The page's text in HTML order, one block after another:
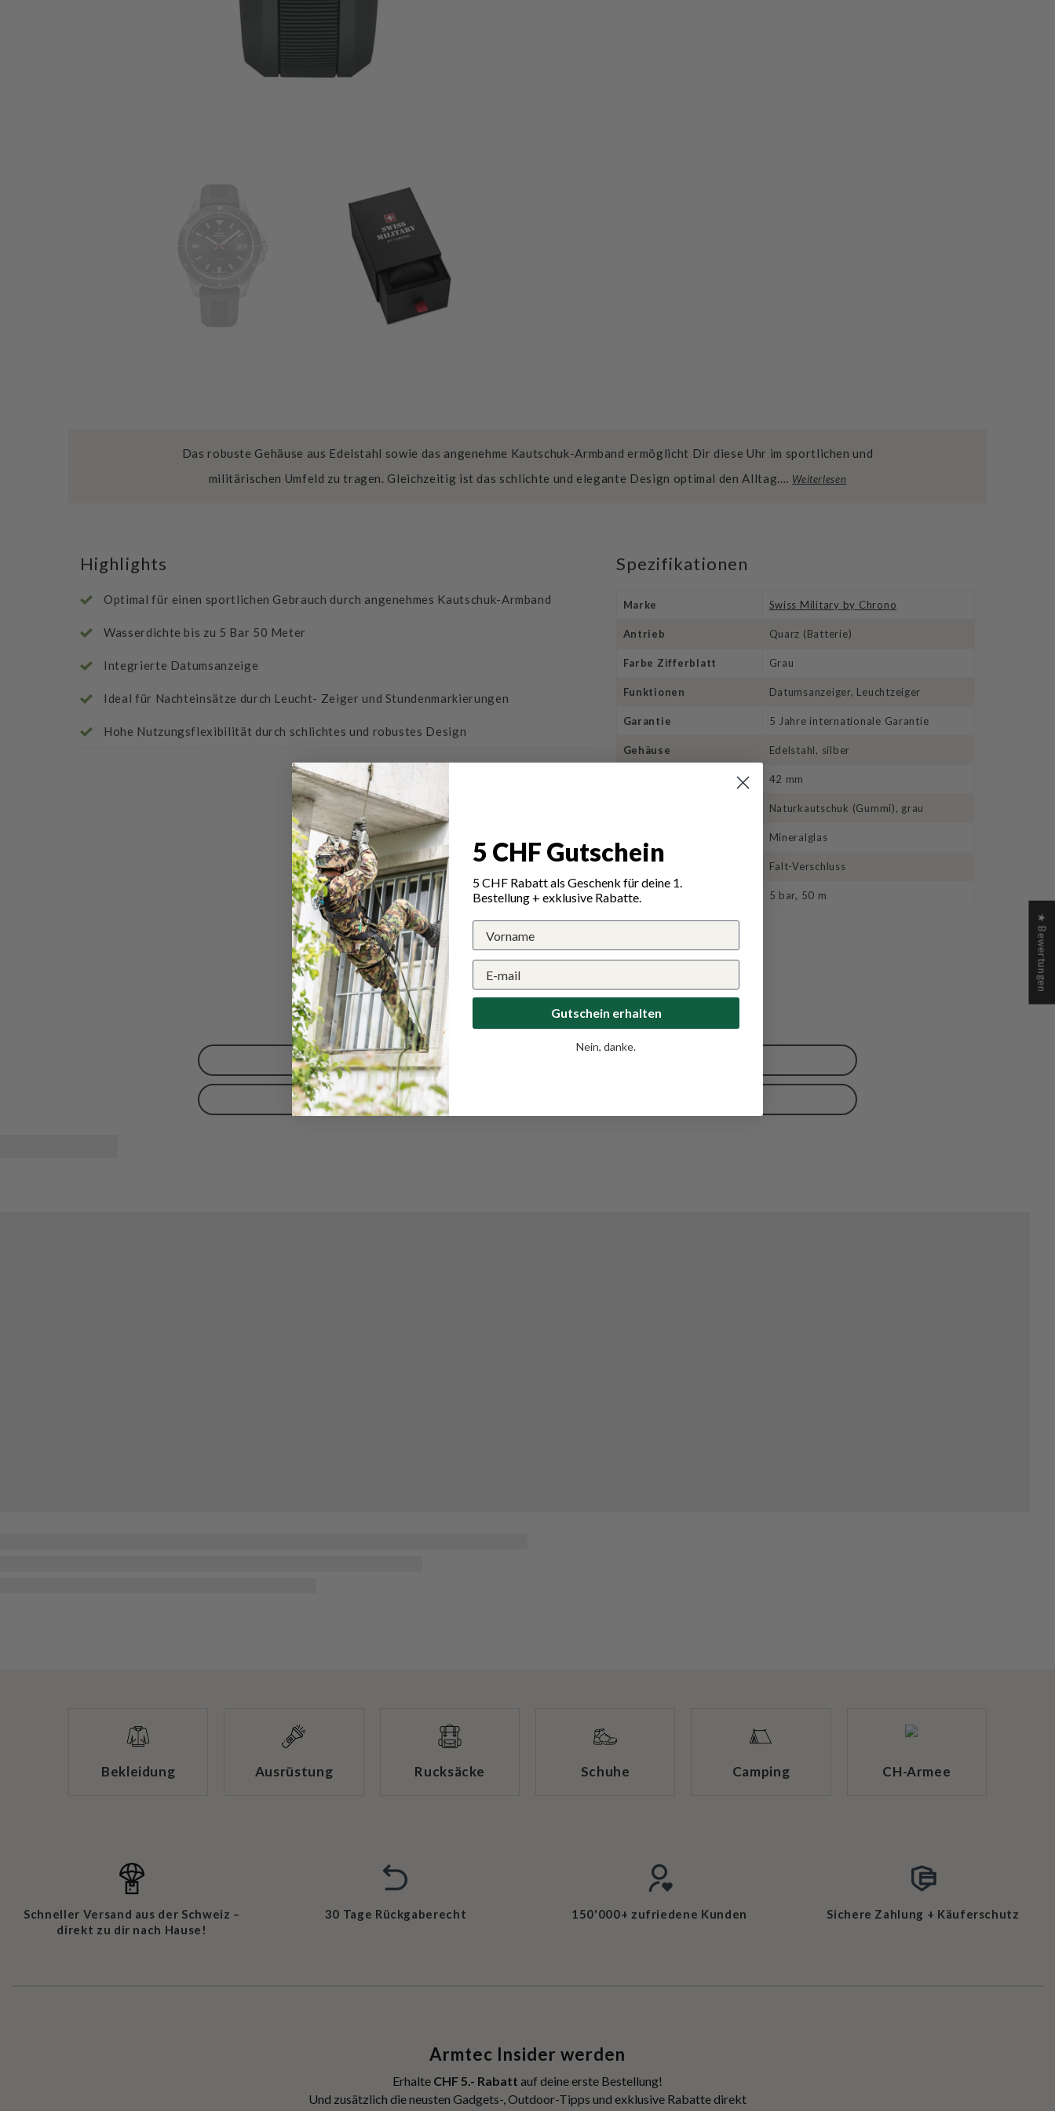
Das robuste Gehäuse aus Edelstahl sowie das angenehme Kautschuk-Armband ermöglicht Dir diese Uhr im sportlichen und
militärischen Umfeld zu tragen. Gleichzeitig ist das schlichte und elegante Design optimal den Alltag.… Weiterlesen
Highlights
Optimal für einen sportlichen Gebrauch durch angenehmes Kautschuk-Armband
Wasserdichte bis zu 5 Bar 50 Meter
Integrierte Datumsanzeige
Ideal für Nachteinsätze durch Leucht- Zeiger und Stundenmarkierungen
Hohe Nutzungsflexibilität durch schlichtes und robustes Design
Spezifikationen
Marke Swiss Military by Chrono
Antrieb Quarz (Batterie)
Farbe Zifferblatt Grau
Funktionen Datumsanzeiger, Leuchtzeiger
Garantie 5 Jahre internationale Garantie
Gehäuse Edelstahl, silber
Gehäuse Durchmesser 42 mm
Naturkautschuk (Gummi), grau
Mineralglas
Verschluss Falt-Verschluss
Wasserdichtigkeit 5 bar, 50 m
Bewertungen für Swiss Military SM34082.09 Quarz Uhr
Schreiben Sie die erste Bewertung
Bekleidung Ausrüstung Rucksäcke Schuhe Camping CH-Armee
Schneller Versand aus der Schweiz –
direkt zu dir nach Hause!
30 Tage Rückgaberecht 150'000+ zufriedene Kunden Sichere Zahlung + Käuferschutz
Armtec Insider werden
Erhalte CHF 5.- Rabatt auf deine erste Bestellung!
Und zusätzlich die neusten Gadgets-, Outdoor-Tipps und exklusive Rabatte direkt
★ Bewertungen
5 CHF Gutschein
5 CHF Rabatt als Geschenk für deine 1.
Bestellung + exklusive Rabatte.
Gutschein erhalten
Nein, danke.